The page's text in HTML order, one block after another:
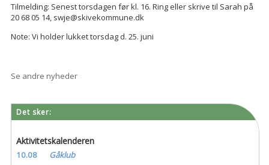
Tilmelding: Senest torsdagen før kl. 16. Ring eller skrive til Sarah på
20 68 05 14, swje@skivekommune.dk
Note: Vi holder lukket torsdag d. 25. juni
Se andre nyheder
Det sker:
Aktivitetskalenderen
10.08
Gåklub